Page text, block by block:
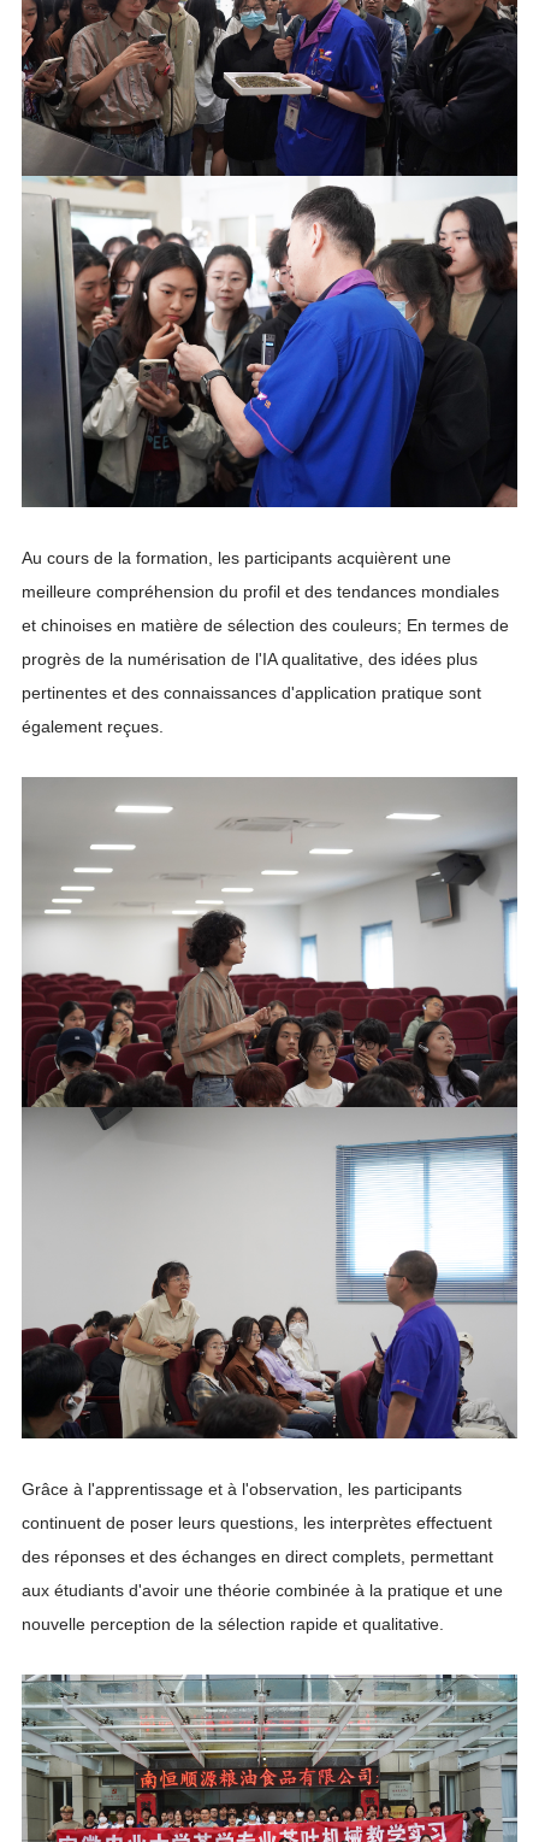
Au cours de la formation, les participants acquièrent une
meilleure compréhension du profil et des tendances mondiales
et chinoises en matière de sélection des couleurs; En termes de
progrès de la numérisation de l'IA qualitative, des idées plus
pertinentes et des connaissances d'application pratique sont
également reçues.
Grâce à l'apprentissage et à l'observation, les participants
continuent de poser leurs questions, les interprètes effectuent
des réponses et des échanges en direct complets, permettant
aux étudiants d'avoir une théorie combinée à la pratique et une
nouvelle perception de la sélection rapide et qualitative.